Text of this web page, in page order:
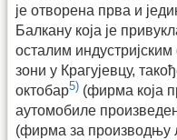
је отворена прва и
Балкану која је
осталим
зони у Крагујевцу,
октобар5) (фирма која
аутомобиле
(фирма за производњу